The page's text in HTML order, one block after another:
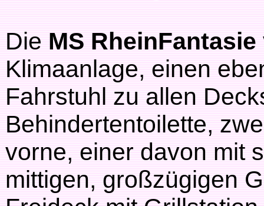
DieMS RheinFantasie
Klimaanlage, einen
Fahrstuhl zu allen
Behindertentoilette,
vorne, einer davon mit
mittigen, großzügigen